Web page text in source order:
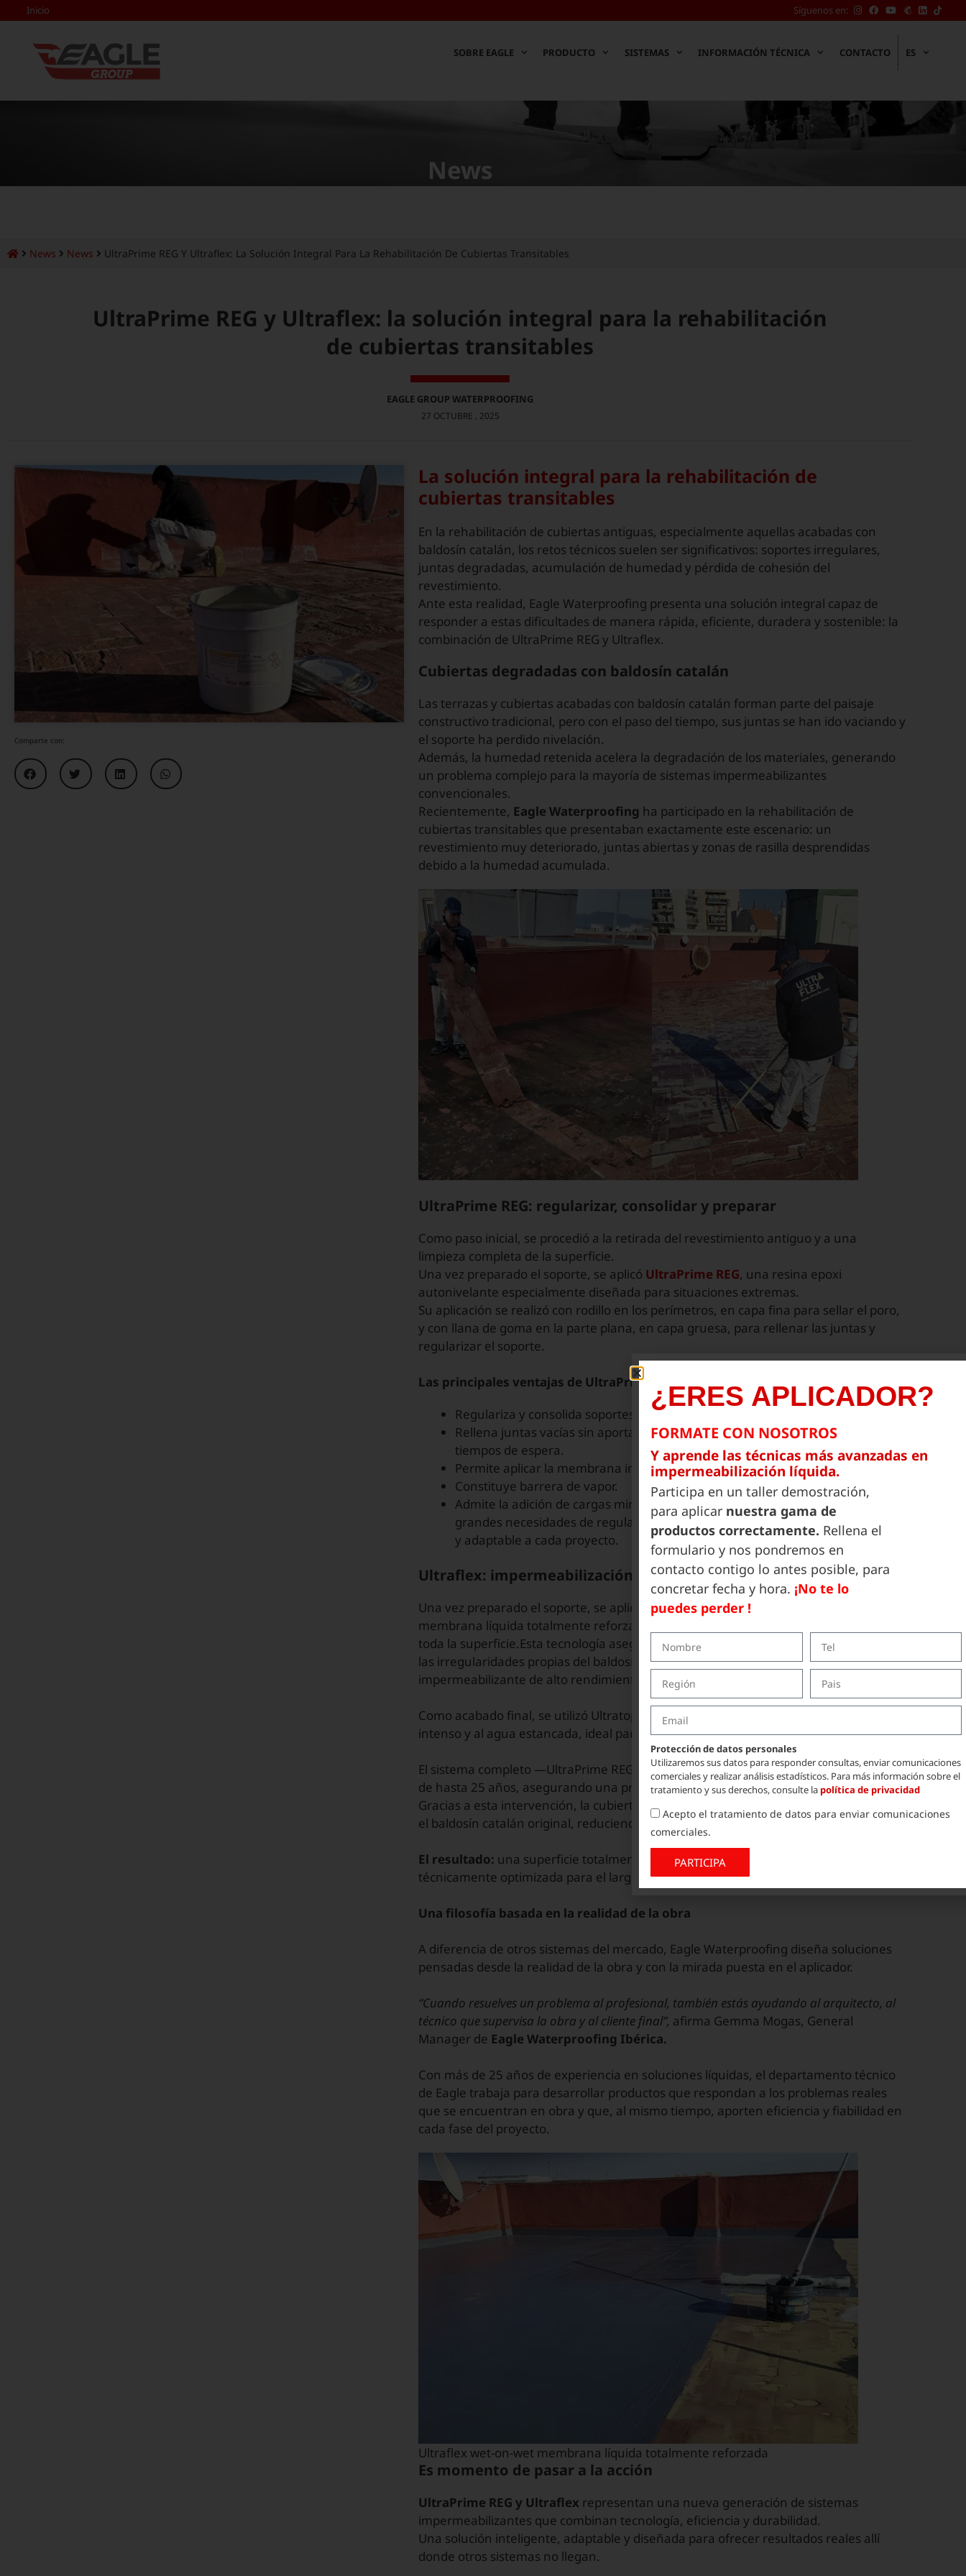
Síguenos en:
de
Inicio
SOBRE EAGLE PRODUCTO SISTEMAS INFORMACIÓN TÉCNICA CONTACTO ES
News
News News UltraPrime REG Y Ultraflex: La Solución Integral Para La Rehabilitación De Cubiertas Transitables
UltraPrime REG y Ultraflex: la solución integral para la rehabilitación
de cubiertas transitables
EAGLE GROUP WATERPROOFING
27 OCTUBRE , 2025
Comparte con:
La solución integral para la rehabilitación de
cubiertas transitables
En la rehabilitación de cubiertas antiguas, especialmente aquellas acabadas con
baldosín catalán, los retos técnicos suelen ser significativos: soportes irregulares,
juntas degradadas, acumulación de humedad y pérdida de cohesión del
revestimiento.
Ante esta realidad, Eagle Waterproofing presenta una solución integral capaz de
responder a estas dificultades de manera rápida, eficiente, duradera y sostenible: la
combinación de UltraPrime REG y Ultraflex.
Cubiertas degradadas con baldosín catalán
Las terrazas y cubiertas acabadas con baldosín catalán forman parte del paisaje
constructivo tradicional, pero con el paso del tiempo, sus juntas se han ido vaciando y
el soporte ha perdido nivelación.
Además, la humedad retenida acelera la degradación de los materiales, generando
un problema complejo para la mayoría de sistemas impermeabilizantes
convencionales.
Recientemente, Eagle Waterproofing ha participado en la rehabilitación de
cubiertas transitables que presentaban exactamente este escenario: un
revestimiento muy deteriorado, juntas abiertas y zonas de rasilla desprendidas
debido a la humedad acumulada.
UltraPrime REG: regularizar, consolidar y preparar
Como paso inicial, se procedió a la retirada del revestimiento antiguo y a una
limpieza completa de la superficie.
Una vez preparado el soporte, se aplicó UltraPrime REG, una resina epoxi
autonivelante especialmente diseñada para situaciones extremas.
Su aplicación se realizó con rodillo en los perímetros, en capa fina para sellar el poro,
y con llana de goma en la parte plana, en capa gruesa, para rellenar las juntas y
regularizar el soporte.
Las principales ventajas de UltraPrime REG son:
Regulariza y consolida soportes deteriorados.
Rellena juntas vacías sin aportar humedad, reduciendo drásticamente los
tiempos de espera.
Permite aplicar la membrana impermeabilizante transcurridas solo 3 horas.
Constituye barrera de vapor.
Admite la adición de cargas minerales para optimizar el consumo en obras con
grandes necesidades de regularización, haciendo el producto más competitivo
y adaptable a cada proyecto.
Ultraflex: impermeabilización reforzada y continua
Una vez preparado el soporte, se aplicó el sistemaUltraflex
membrana líquida totalmente reforzada que garantiza un espesor constante en
toda la superficie.Esta tecnología asegura una cobertura homogénea, adaptable a
las irregularidades propias del baldosín catalán, y proporciona una protección
impermeabilizante de alto rendimiento.
Como acabado final, se utilizó Ultratop WR, un revestimiento resistente al tránsito
intenso y al agua estancada, ideal para cubiertas transitables.
El sistema completo —UltraPrime REG + Ultraflex +Ultratop WR— ofrece garantías
de hasta 25 años, asegurando una protección duradera y eficiente.
Gracias a esta intervención, la cubierta pudo rehabilitarse sin necesidad de sustituir
el baldosín catalán original, reduciendo tiempos, costes e impacto ambiental.
El resultado: una superficie totalmente renovada, impermeable, transitable y
técnicamente optimizada para el largo plazo.
Una filosofía basada en la realidad de la obra
A diferencia de otros sistemas del mercado, Eagle Waterproofing diseña soluciones
pensadas desde la realidad de la obra y con la mirada puesta en el aplicador.
“Cuando resuelves un problema al profesional, también estás ayudando al arquitecto, al
técnico que supervisa la obra y al cliente final”, afirma Gemma Mogas, General
Manager de Eagle Waterproofing Ibérica.
Con más de 25 años de experiencia en soluciones líquidas, el departamento técnico
de Eagle trabaja para desarrollar productos que respondan a los problemas reales
que se encuentran en obra y que, al mismo tiempo, aporten eficiencia y fiabilidad en
cada fase del proyecto.
Ultraflex wet-on-wet membrana líquida totalmente reforzada
Es momento de pasar a la acción
UltraPrime REG y Ultraflex representan una nueva generación de sistemas
impermeabilizantes que combinan tecnología, eficiencia y durabilidad.
Una solución inteligente, adaptable y diseñada para ofrecer resultados reales allí
donde otros sistemas no llegan.
¿ERES APLICADOR?
FORMATE CON NOSOTROS
Y aprende las técnicas más avanzadas en
impermeabilización líquida.
Participa en un taller demostración,
para aplicar nuestra gama de
productos correctamente. Rellena el
formulario y nos pondremos en
contacto contigo lo antes posible, para
concretar fecha y hora. ¡No te lo
puedes perder !
Protección de datos personales
Utilizaremos sus datos para responder consultas, enviar comunicaciones
comerciales y realizar análisis estadísticos. Para más información sobre el
tratamiento y sus derechos, consulte la política de privacidad
Acepto el tratamiento de datos para enviar comunicaciones
comerciales.
PARTICIPA